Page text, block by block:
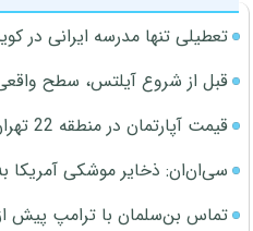
تعطیلی تنها مدرسه ایرانی در
قبل از شروع آیلتس، سطح واقعی
قیمت آپارتمان در منطقه 22 تهران چقدر است؟
سی‌ان‌ان: ذخایر موشکی
تماس بن‌سلمان با ترامپ پیش از